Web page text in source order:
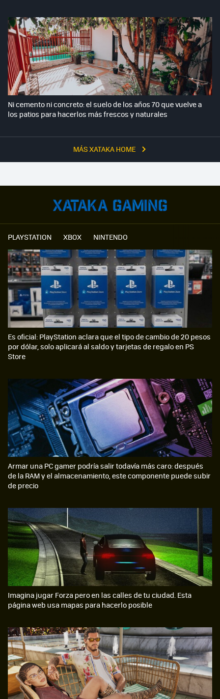
MÁS XATAKA HOME
Ni cemento ni concreto: el suelo de los años 70 que vuelve a
los patios para hacerlos más frescos y naturales
PLAYSTATION XBOX NINTENDO
Es oficial: PlayStation aclara que el tipo de cambio de 20 pesos
por dólar, solo aplicará al saldo y tarjetas de regalo en PS
Store
Armar una PC gamer podría salir todavía más caro: después
de la RAM y el almacenamiento, este componente puede subir
de precio
Imagina jugar Forza pero en las calles de tu ciudad. Esta
página web usa mapas para hacerlo posible